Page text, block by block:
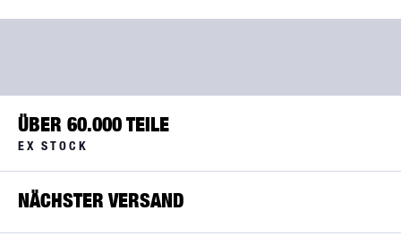
ÜBER 60.000 TEILE
EX STOCK
NÄCHSTER VERSAND